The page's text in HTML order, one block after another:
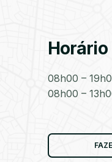
Horário
08h00 –
08h00 –